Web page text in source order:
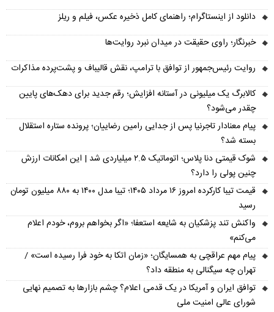
دانلود از اینستاگرام؛ راهنمای کامل ذخیره عکس، فیلم و ریلز
خبرنگار؛ راوی حقیقت در میدان نبرد روایت‌ها
روایت رئیس‌جمهور از توافق با ترامپ، نقش قالیباف و پشت‌پرده مذاکرات
کالابرگ یک میلیونی در آستانه افزایش؛ رقم جدید برای دهک‌های پایین
چقدر می‌شود؟
پیام معنادار تاجرنیا پس از جدایی رامین رضاییان؛ پرونده ستاره استقلال
بسته شد؟
شوک قیمتی دنا پلاس؛ اتوماتیک ۲.۵ میلیاردی شد | این امکانات ارزش
چنین پولی را دارد؟
قیمت تیبا کارکرده امروز ۱۶ مرداد ۱۴۰۵؛ تیبا مدل ۱۴۰۰ به ۸۸۰ میلیون تومان
رسید
واکنش تند پزشکیان به شایعه استعفا؛ «اگر بخواهم بروم، خودم اعلام
می‌کنم»
پیام مهم عراقچی به همسایگان؛ «زمان اتکا به خود فرا رسیده است» /
تهران چه سیگنالی به منطقه داد؟
توافق ایران و آمریکا در یک قدمی اعلام؟ چشم بازارها به تصمیم نهایی
شورای عالی امنیت ملی